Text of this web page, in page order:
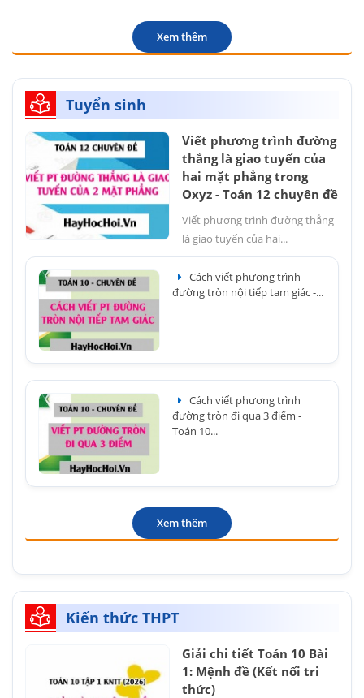
Xem thêm
Tuyển sinh
Viết phương trình đường
thẳng là giao tuyến của
hai mặt phẳng trong
Oxyz - Toán 12 chuyên đề
Viết phương trình đường thẳng
là giao tuyến của hai...
Cách viết phương trình
đường tròn nội tiếp tam giác -...
Cách viết phương trình
đường tròn đi qua 3 điểm -
Toán 10...
Xem thêm
Kiến thức THPT
Giải chi tiết Toán 10 Bài
1: Mệnh đề (Kết nối tri
thức)